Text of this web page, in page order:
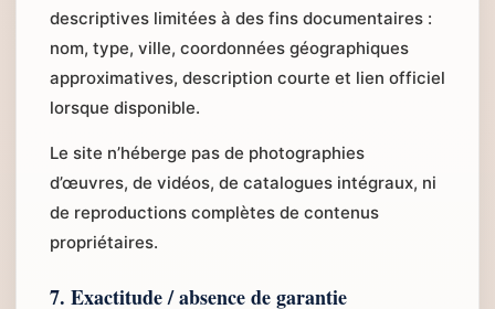
descriptives limitées à des fins documentaires :
nom, type, ville, coordonnées géographiques
approximatives, description courte et lien officiel
lorsque disponible.
Le site n’héberge pas de photographies
d’œuvres, de vidéos, de catalogues intégraux, ni
de reproductions complètes de contenus
propriétaires.
7. Exactitude / absence de garantie